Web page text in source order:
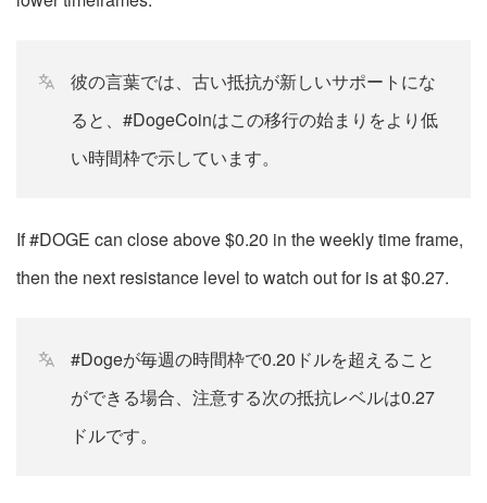
彼の言葉では、古い抵抗が新しいサポートにな
ると、#DogeCoinはこの移行の始まりをより低
い時間枠で示しています。
If #DOGE can close above $0.20 in the weekly time frame,
then the next resistance level to watch out for is at $0.27.
#Dogeが毎週の時間枠で0.20ドルを超えること
ができる場合、注意する次の抵抗レベルは0.27
ドルです。